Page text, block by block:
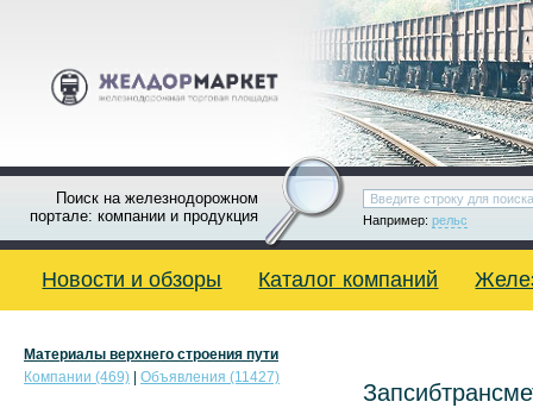
Поиск на железнодорожном
портале: компании и продукция
Например: рельс
Новости и обзоры Каталог компаний
Материалы верхнего строения пути
Компании (469)
Объявления (11427)